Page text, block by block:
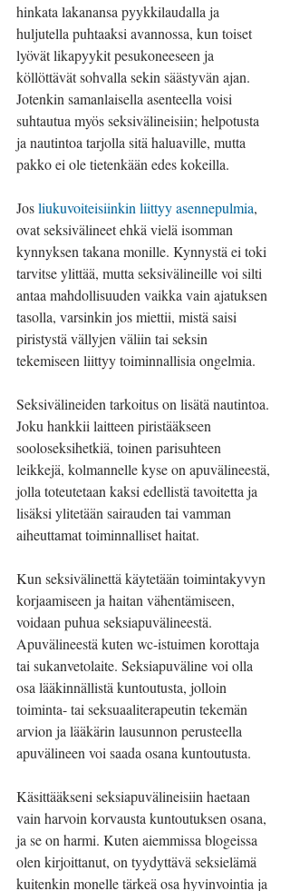
hinkata lakanansa pyykkilaudalla ja
huljutella puhtaaksi avannossa, kun toiset
lyövät likapyykit pesukoneeseen ja
köllöttävät sohvalla sekin säästyvän ajan.
Jotenkin samanlaisella asenteella voisi
suhtautua myös seksivälineisiin; helpotusta
ja nautintoa tarjolla sitä haluaville, mutta
pakko ei ole tietenkään edes kokeilla.
Jos liukuvoiteisiinkin liittyy asennepulmia,
ovat seksivälineet ehkä vielä isomman
kynnyksen takana monille. Kynnystä ei toki
tarvitse ylittää, mutta seksivälineille voi silti
antaa mahdollisuuden vaikka vain ajatuksen
tasolla, varsinkin jos miettii, mistä saisi
piristystä vällyjen väliin tai seksin
tekemiseen liittyy toiminnallisia ongelmia.
Seksivälineiden tarkoitus on lisätä nautintoa.
Joku hankkii laitteen piristääkseen
sooloseksihetkiä, toinen parisuhteen
leikkejä, kolmannelle kyse on apuvälineestä,
jolla toteutetaan kaksi edellistä tavoitetta ja
lisäksi ylitetään sairauden tai vamman
aiheuttamat toiminnalliset haitat.
Kun seksivälinettä käytetään toimintakyvyn
korjaamiseen ja haitan vähentämiseen,
voidaan puhua seksiapuvälineestä.
Apuvälineestä kuten wc-istuimen korottaja
tai sukanvetolaite. Seksiapuväline voi olla
osa lääkinnällistä kuntoutusta, jolloin
toiminta- tai seksuaaliterapeutin tekemän
arvion ja lääkärin lausunnon perusteella
apuvälineen voi saada osana kuntoutusta.
Käsittääkseni seksiapuvälineisiin haetaan
vain harvoin korvausta kuntoutuksen osana,
ja se on harmi. Kuten aiemmissa blogeissa
olen kirjoittanut, on tyydyttävä seksielämä
kuitenkin monelle tärkeä osa hyvinvointia ja